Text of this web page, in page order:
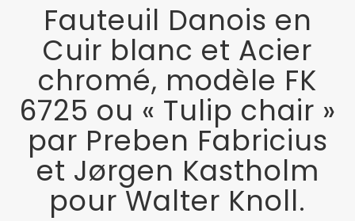
Fauteuil Danois en
Cuir blanc et Acier
chromé, modèle FK
6725 ou « Tulip chair »
par Preben Fabricius
et Jørgen Kastholm
pour Walter Knoll.